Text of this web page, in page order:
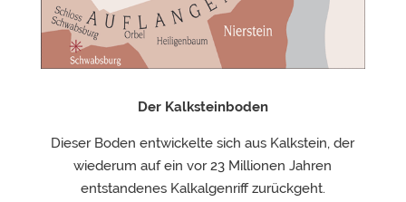
Der Kalksteinboden
Dieser Boden entwickelte sich aus Kalkstein, der
wiederum auf ein vor 23 Millionen Jahren
entstandenes Kalkalgenriff zurückgeht.